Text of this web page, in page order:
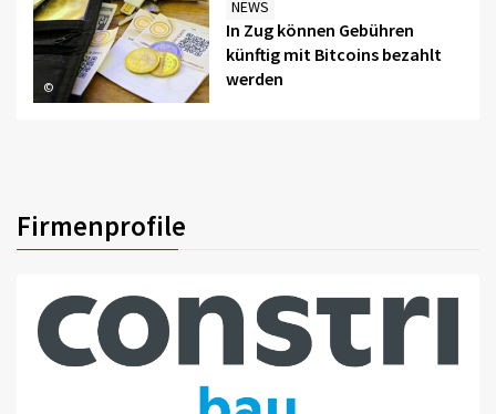
©
NEWS
In Zug können Gebühren
künftig mit Bitcoins bezahlt
werden
Firmenprofile